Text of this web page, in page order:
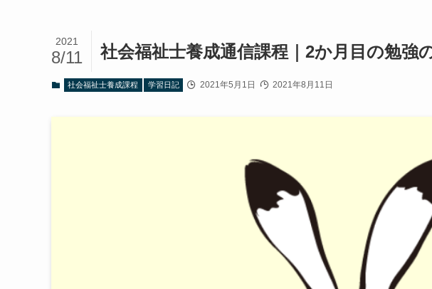
社会福祉士養成通信課程｜2か月目の勉強
2021
8/11
社会福祉士養成課程 学習日記 2021年5月1日 2021年8月11日